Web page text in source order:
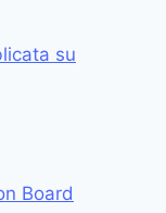
su
Board